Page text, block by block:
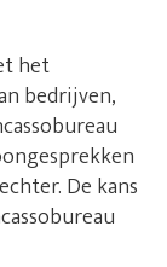
het
bedrijven,
De kans